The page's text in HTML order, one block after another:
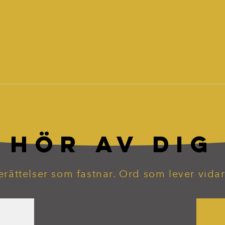
HÖR AV DIG
som fastnar. Ord som lever